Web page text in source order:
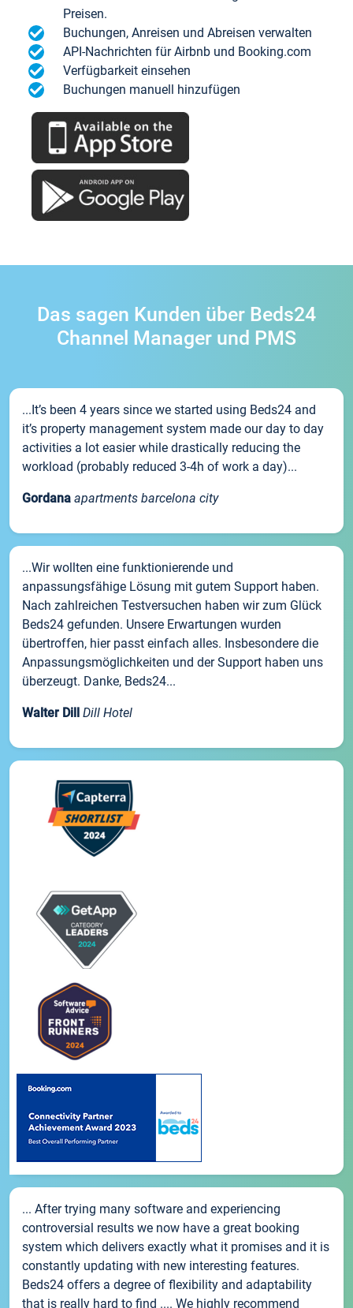
Preisen.
Buchungen, Anreisen und Abreisen verwalten
API-Nachrichten für Airbnb und Booking.com
Verfügbarkeit einsehen
Buchungen manuell hinzufügen
Das sagen Kunden über Beds24
Channel Manager und PMS
...It’s been 4 years since we started using Beds24 and
it’s property management system made our day to day
activities a lot easier while drastically reducing the
workload (probably reduced 3-4h of work a day)...
Gordana apartments barcelona city
...Wir wollten eine funktionierende und
anpassungsfähige Lösung mit gutem Support haben.
Nach zahlreichen Testversuchen haben wir zum Glück
Beds24 gefunden. Unsere Erwartungen wurden
übertroffen, hier passt einfach alles. Insbesondere die
Anpassungsmöglichkeiten und der Support haben uns
überzeugt. Danke, Beds24...
Walter Dill Dill Hotel
... After trying many software and experiencing
controversial results we now have a great booking
system which delivers exactly what it promises and it is
constantly updating with new interesting features.
Beds24 offers a degree of flexibility and adaptability
that is really hard to find .... We highly recommend